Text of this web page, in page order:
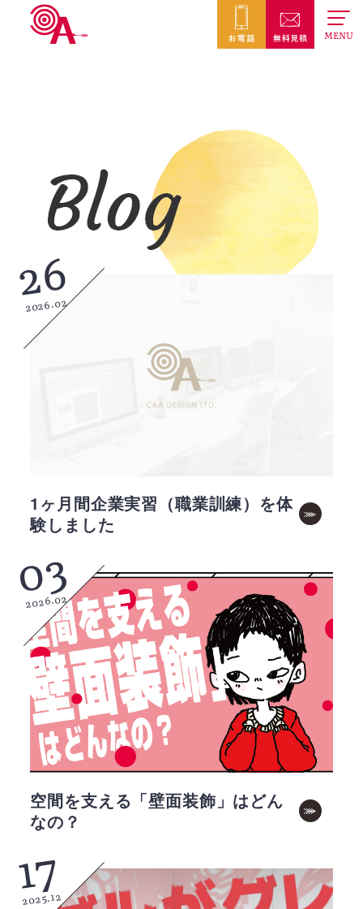
MENU
26
2026.02
1ヶ月間企業実習（職業訓練）を体
験しました
03
2026.02
空間を支える「壁面装飾」はどん
なの？
17
2025.12